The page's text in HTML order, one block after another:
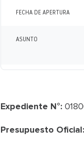
FECHA DE APERTURA
ASUNTO
Expediente N°:
Presupuesto Oficial: